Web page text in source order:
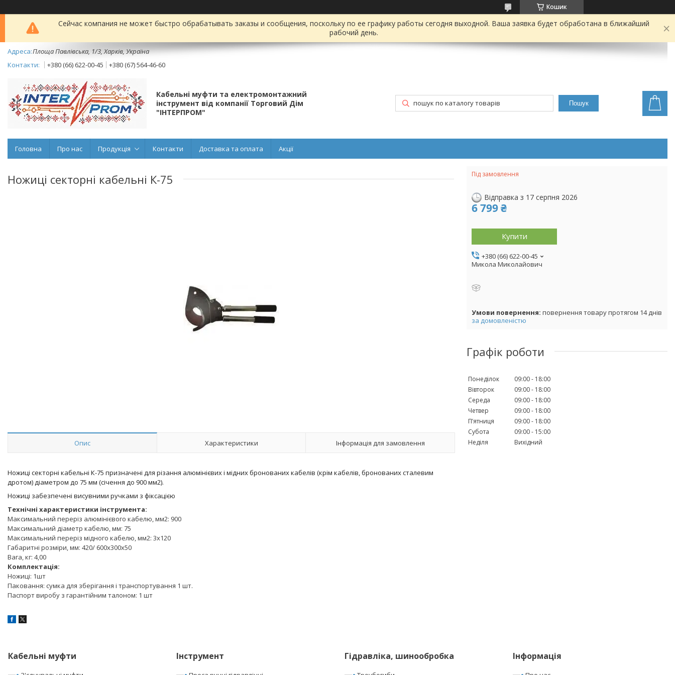
Кошик
Сейчас компания не может быстро обрабатывать заказы и сообщения, поскольку по ее графику работы сегодня выходной. Ваша заявка будет обработана в ближайший
рабочий день.
Площа Павлівська, 1/3, Харків, Україна
+380 (66) 622-00-45
+380 (67) 564-46-60
Кабельні муфти та електромонтажний
інструмент від компанії Торговий Дім
"ІНТЕРПРОМ"
Пошук
Головна Про нас Продукція Контакти Доставка та оплата Акції
Ножиці секторні кабельні К-75
Опис Характеристики Інформація для замовлення
Ножиці секторні кабельні К-75 призначені для різання алюмінієвих і мідних бронованих кабелів (крім кабелів, бронованих сталевим
дротом) діаметром до 75 мм (січення до 900 мм2).
Ножиці забезпечені висувними ручками з фіксацією
Технічні характеристики інструмента:
Максимальний переріз алюмінієвого кабелю, мм2: 900
Максимальний діаметр кабелю, мм: 75
Максимальний переріз мідного кабелю, мм2: 3x120
Габаритні розміри, мм: 420/ 600х300х50
Вага, кг: 4,00
Комплектація:
Ножиці: 1шт
Паковання: сумка для зберігання і транспортування 1 шт.
Паспорт виробу з гарантійним талоном: 1 шт
Під замовлення
Відправка з 17 серпня 2026
6 799 ₴
Купити
+380 (66) 622-00-45
Микола Миколайович
повернення товару протягом 14 днів
за домовленістю
Графік роботи
Понеділок 09:00
18:00
Вівторок
09:00
18:00
Середа
09:00
18:00
Четвер
09:00
18:00
Пʼятниця
09:00
18:00
Субота
09:00
15:00
Неділя
Вихідний
Кабельні муфти Інструмент Гідравліка, шинообробка Інформація